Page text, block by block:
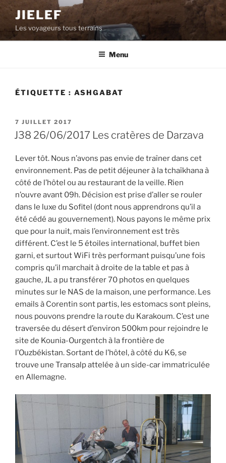
Aller
contenu
principal
JIELEF
Les voyageurs tous terrains
Menu
ÉTIQUETTE : ASHGABAT
PUBLIÉ
LE
7 JUILLET 2017
J38 26/06/2017 Les cratères de Darzava
Lever tôt. Nous n’avons pas envie de traîner dans cet
environnement. Pas de petit déjeuner à la tchaïkhana à
côté de l’hôtel ou au restaurant de la veille. Rien
n’ouvre avant 09h. Décision est prise d’aller se rouler
dans le luxe du Sofitel (dont nous apprendrons qu’il a
été cédé au gouvernement). Nous payons le même prix
que pour la nuit, mais l’environnement est très
différent. C’est le 5 étoiles international, buffet bien
garni, et surtout WiFi très performant puisqu’une fois
compris qu’il marchait à droite de la table et pas à
gauche, JL a pu transférer 70 photos en quelques
minutes sur le NAS de la maison, une performance. Les
emails à Corentin sont partis, les estomacs sont pleins,
nous pouvons prendre la route du Karakoum. C’est une
traversée du désert d’environ 500km pour rejoindre le
site de Kounia-Ourgentch à la frontière de
l’Ouzbékistan. Sortant de l’hôtel, à côté du K6, se
trouve une Transalp attelée à un side-car immatriculée
en Allemagne.